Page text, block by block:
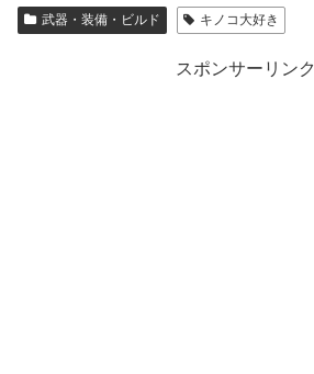
武器・装備・ビルド キノコ大好き
スポンサーリンク